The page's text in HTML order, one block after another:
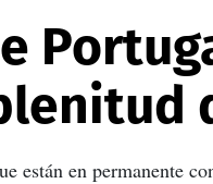
están en permanente